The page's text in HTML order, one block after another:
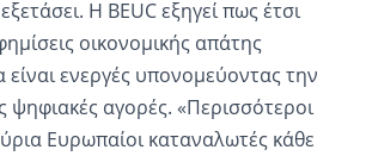
Η BEUC εξηγεί πως έτσι
οικονομικής απάτης
ενεργές υπονομεύοντας την
ψηφιακές αγορές. «Περισσότεροι
Ευρωπαίοι καταναλωτές κάθε